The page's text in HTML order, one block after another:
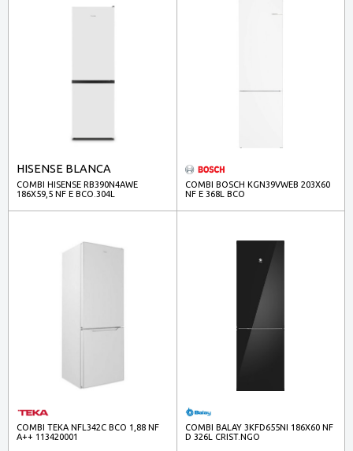
HISENSE BLANCA
COMBI HISENSE RB390N4AWE
186X59,5 NF E BCO.304L
COMBI BOSCH KGN39VWEB 203X60
NF E 368L BCO
COMBI TEKA NFL342C BCO 1,88 NF
A++ 113420001
COMBI BALAY 3KFD655NI 186X60 NF
D 326L CRIST.NGO